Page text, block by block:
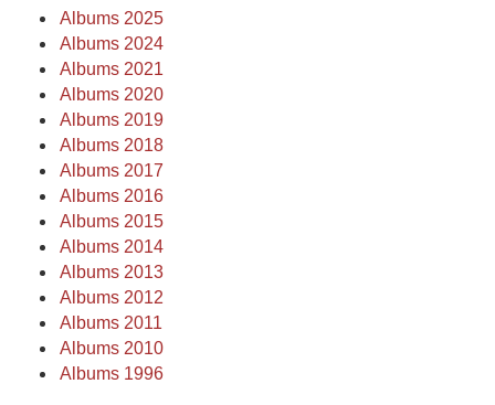
Albums 2025
Albums 2024
Albums 2021
Albums 2020
Albums 2019
Albums 2018
Albums 2017
Albums 2016
Albums 2015
Albums 2014
Albums 2013
Albums 2012
Albums 2011
Albums 2010
Albums 1996